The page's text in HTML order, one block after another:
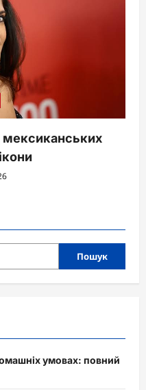
мексиканських
Пошук
умовах: повний